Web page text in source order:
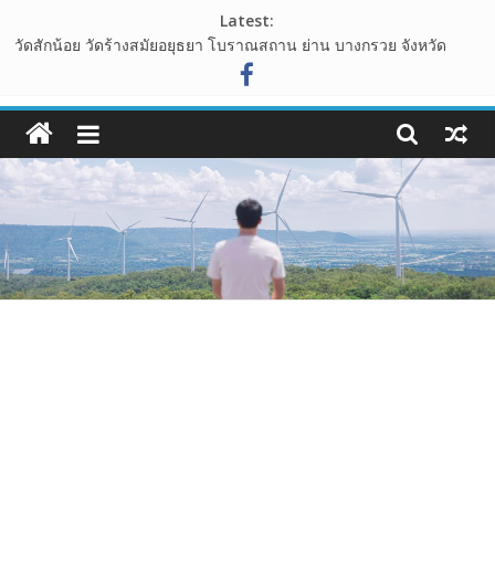
to
Latest:
วัดสักน้อย วัดร้างสมัยอยุธยา โบราณสถาน ย่าน บางกรวย จังหวัด
ไร่ทองสมบูรณ์คลับ เขาใหญ่ ต้นไม้รูปหัวใจ กลางทุ่งหญ้า ที่โอบล้อมไป
ด้วนขุนเขา
อุทยานหินเขางู อ.เมืองราชบุรี แหล่งท่องเที่ยวเชิงธรรมชาติ ที่น่าแวะ
มาเช็คอิน
เขาพระยาเดินธง จุดชมวิวพระอาทิตย์ขึ้น ชมวิวทะเลหมอก จังหวัด
นาเขา คาเฟ่ คาเฟ่สไตล์นาบันได ปากช่อง เขาใหญ่
108guide
เว็บ
ท่อง
เที่ยว
รีวิว